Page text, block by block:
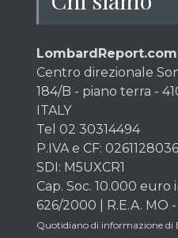
Centro direzionale
184/B - piano terra -
ITALY
Tel 02 30314494
P.IVA e CF:
SDI: M5UXCR1
Cap. Soc. 10.000 euro
626/2000 | R.E.A. MO -
Quotidiano di informazione di